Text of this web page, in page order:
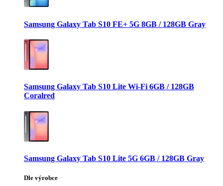
Samsung Galaxy Tab S10 FE+ 5G 8GB / 128GB Gray
Samsung Galaxy Tab S10 Lite Wi-Fi 6GB / 128GB
Coralred
Samsung Galaxy Tab S10 Lite 5G 6GB / 128GB Gray
Dle výrobce